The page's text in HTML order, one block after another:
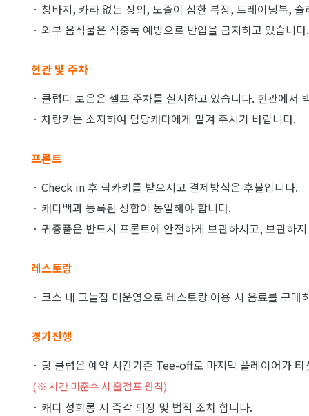
· 청바지, 카라 없는 상의, 노출이 심한 복장, 트레이닝복,
· 외부 음식물은 식중독 예방으로 반입을 금지하고 있습니다.
현관 및 주차
· 클럽디 보은은 셀프 주차를 실시하고 있습니다. 현관에
· 차랑키는 소지하여 담당캐디에게 맡겨 주시기 바랍니다.
프론트
· Check in 후 락카키를 받으시고 결제방식은 후불입니다.
· 캐디백과 등록된 성함이 동일해야 합니다.
· 귀중품은 반드시 프론트에 안전하게 보관하시고, 보관하
레스토랑
· 코스 내 그늘집 미운영으로 레스토랑 이용 시 음료를 구
경기진행
· 당 클럽은 예약 시간기준 Tee-off로 마지막 플레이어가
(※ 시간 미준수 시 홀점프 원칙)
· 캐디 성희롱 시 즉각 퇴장 및 법적 조치 합니다.